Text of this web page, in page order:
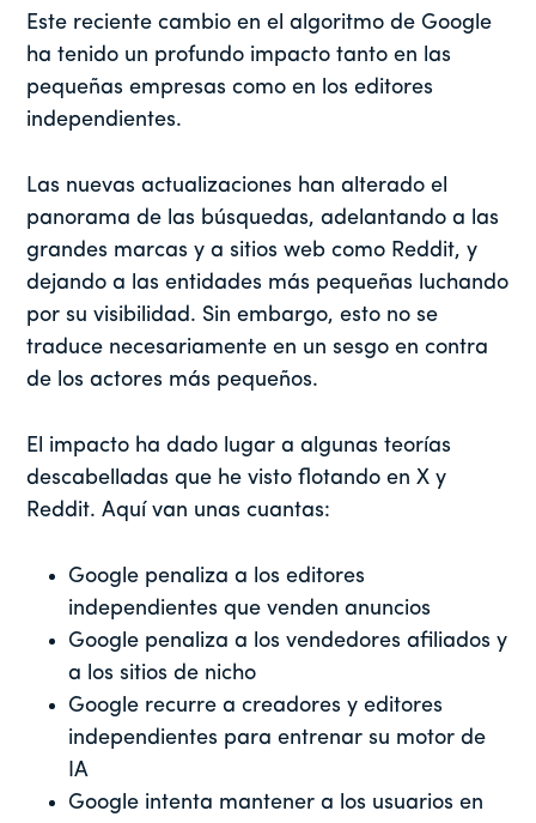
Este reciente cambio en el algoritmo de Google
ha tenido un profundo impacto tanto en las
pequeñas empresas como en los editores
independientes.
Las nuevas actualizaciones han alterado el
panorama de las búsquedas, adelantando a las
grandes marcas y a sitios web como Reddit, y
dejando a las entidades más pequeñas luchando
por su visibilidad. Sin embargo, esto no se
traduce necesariamente en un sesgo en contra
de los actores más pequeños.
El impacto ha dado lugar a algunas teorías
descabelladas que he visto flotando en X y
Reddit. Aquí van unas cuantas:
Google penaliza a los editores
independientes que venden anuncios
Google penaliza a los vendedores afiliados y
a los sitios de nicho
Google recurre a creadores y editores
independientes para entrenar su motor de
IA
Google intenta mantener a los usuarios en